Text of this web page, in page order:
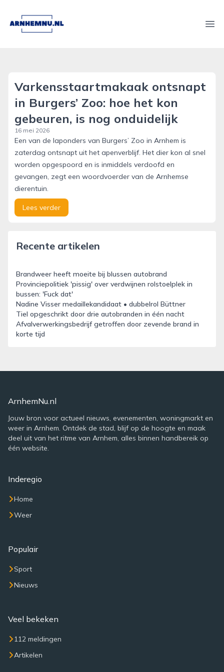
arnhemnu.nl
Varkensstaartmakaak ontsnapt
in Burgers’ Zoo: hoe het kon
gebeuren, is nog onduidelijk
16 mei 2026
Een van de laponders van Burgers’ Zoo in Arnhem is
zaterdag ontsnapt uit het apenverblijf. Het dier kon al snel
worden opgespoord en is inmiddels verdoofd en
gevangen, zegt een woordvoerder van de Arnhemse
dierentuin.
Lees verder
Recente artikelen
Brandweer heeft moeite bij blussen autobrand
Provinciepolitiek 'pissig' over verdwijnen rolstoelplek in
bussen: 'Fuck dat'
Nadine Visser medaillekandidaat • dubbelrol Büttner
Tiel opgeschrikt door drie autobranden in één nacht
Afvalverwerkingsbedrijf getroffen door zevende brand in
korte tijd
ArnhemNu.nl
Jouw bron voor actueel nieuws, evenementen, woningmarkt en
weer in Arnhem. Ontdek de stad, blijf op de hoogte en maak
deel uit van het ritme van Arnhem, alles binnen handbereik op
één website.
Inderegio
Home
Weer
Populair
Sport
Nieuws
Veel bekeken
112 meldingen
Artikelen